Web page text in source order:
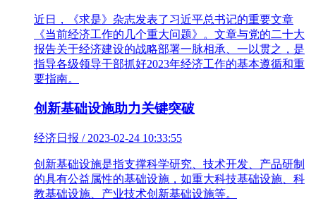
近日，《求是》杂志发表了习近平总书记的重要文章
《当前经济工作的几个重大问题》。文章与党的二十大
报告关于经济建设的战略部署一脉相承、一以贯之，是
指导各级领导干部抓好2023年经济工作的基本遵循和重
要指南。
创新基础设施助力关键突破
经济日报 / 2023-02-24 10:33:55
创新基础设施是指支撑科学研究、技术开发、产品研制
的具有公益属性的基础设施，如重大科技基础设施、科
教基础设施、产业技术创新基础设施等。